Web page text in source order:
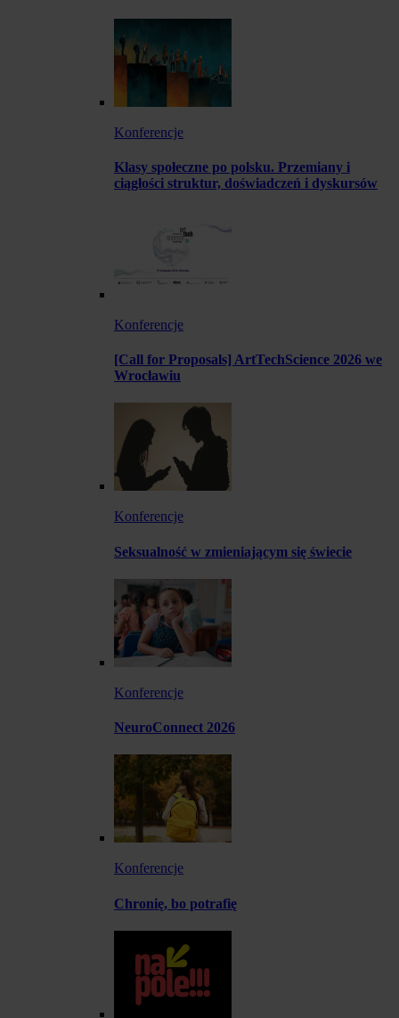
Konferencje
Klasy społeczne po polsku. Przemiany i
ciągłości struktur, doświadczeń i dyskursów
Konferencje
[Call for Proposals] ArtTechScience 2026 we
Wrocławiu
Konferencje
Seksualność w zmieniającym się świecie
Konferencje
NeuroConnect 2026
Konferencje
Chronię, bo potrafię